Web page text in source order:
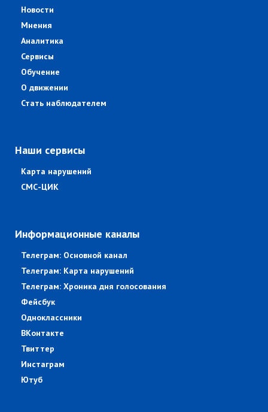
Новости
Мнения
Аналитика
Сервисы
Обучение
О движении
Стать наблюдателем
Наши сервисы
Карта нарушений
СМС-ЦИК
Информационные каналы
Телеграм: Основной канал
Телеграм: Карта нарушений
Телеграм: Хроника дня голосования
Фейсбук
Одноклассники
ВКонтакте
Твиттер
Инстаграм
Ютуб